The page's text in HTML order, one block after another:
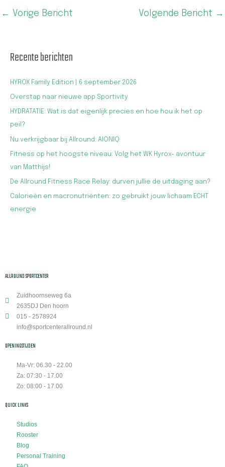
← Vorige Bericht Volgende Bericht →
Recente berichten
HYROX Family Edition | 6 september 2026
Overstap naar nieuwe app Sportivity
HYDRATATIE: Wat is dat eigenlijk precies en hoe hou ik het op
peil?
Nu verkrijgbaar bij Allround: AIONIQ
Fitness op het hoogste niveau: Volg het WK Hyrox- avontuur
van Matthijs!
De Allround Fitness Race Relay: durven jullie de uitdaging aan?
Calorieën en macronutriënten: zo gebruikt jouw lichaam ECHT
energie
ALLROUND SPORTCENTER
Zuidhoornseweg 6a
2635DJ Den hoorn
015 - 2578924
info@sportcenterallround.nl
OPENINGSTIJDEN
Ma-Vr: 06.30 - 22.00
Za: 07:30 - 17.00
Zo: 08:00 - 17.00
QUICK LINKS
Studios
Rooster
Blog
Personal Training